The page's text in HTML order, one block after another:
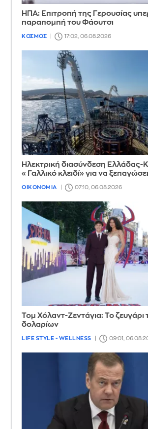
ΗΠΑ: Επιτροπή της Γερουσίας
παραπομπή του Φάουτσι
ΚΟΣΜΟΣ 17:02, 06.08.2026
Ηλεκτρική διασύνδεση Ελλάδας-
«Γαλλικό κλειδί» για να
ΟΙΚΟΝΟΜΙΑ 07:10, 06.08.2026
Τομ Χόλαντ-Ζεντάγια: Το ζευγάρι
δολαρίων
LIFE STYLE - WELLNESS 09:01,